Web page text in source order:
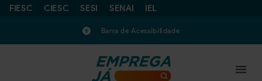
FIESC CIESC SESI SENAI IEL
Barra de Acessibilidade